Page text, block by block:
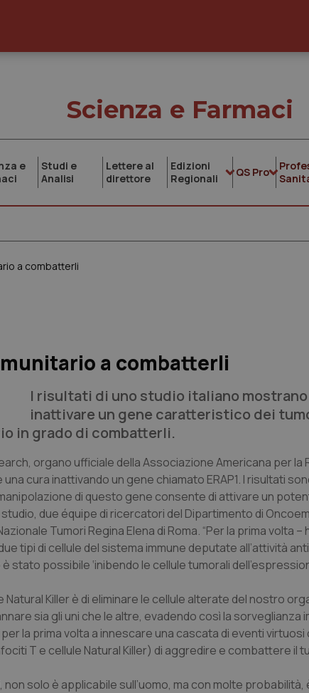
Scienza e Farmaci
e
Studi e
Analisi
Lettere al
direttore
Edizioni
Regionali
QS Pro
a combatterli
a combatterli
I risultati di uno studio italiano
inattivare un gene caratteristico dei
in grado di combatterli.
organo ufficiale della Associazione Americana per la
cura inattivando un gene chiamato ERAP1. I risultati
di questo gene consente di attivare un
due équipe di ricercatori del Dipartimento di
Tumori Regina Elena di Roma. “Per la prima volta
tipi di cellule del sistema immune deputate all’attività
stato possibile ‘inibendo le cellule tumorali
Killer è di eliminare le cellule alterate del nostro
sia gli uni che le altre, evadendo così la sorveglianza
la prima volta a innescare una cascata di eventi
T e cellule Natural Killer) di aggredire e combattere il
solo è applicabile sull’uomo, ma con molte probabilità,